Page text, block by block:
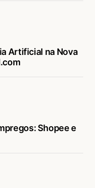
Artificial na Nova
Shopee e